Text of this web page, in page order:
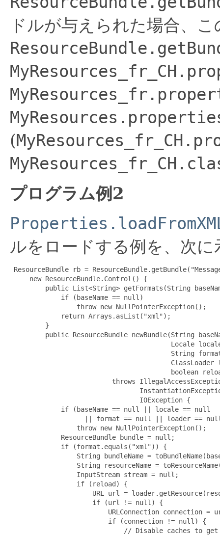
ドルが与えられた場合、こ
(
プログラム例2
ルをロードする例を、次に
ResourceBundle rb =
     new ResourceBundle.Control() {
public List<String> getFormats(String
             if (baseName == null)
                 throw new NullPointerException();
             return Arrays.asList("xml");
         }
public ResourceBundle newBundle(String
Locale
String
ClassLoader
boolean
throws
                                 IOException {
             if (baseName == null || locale == null
|| format == null || loader ==
                 throw new NullPointerException();
             ResourceBundle bundle = null;
             if (format.equals("xml")) {
String bundleName =
String resourceName =
                 InputStream stream = null;
                 if (reload) {
URL url =
                     if (url != null) {
URLConnection connection =
                         if (connection != null) {
// Disable caches to